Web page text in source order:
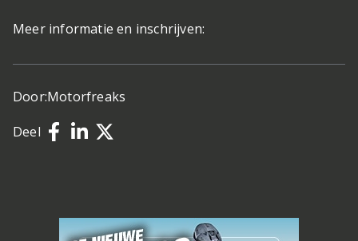
Meer informatie en inschrijven:
Door:Motorfreaks
Deel